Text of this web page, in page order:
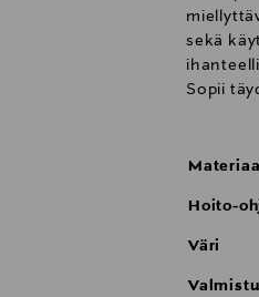
sekä
Sopii
Hoito-
Väri